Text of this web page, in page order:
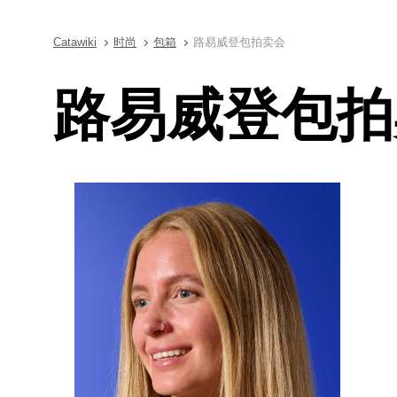
Catawiki 时尚 包箱 路易威登包拍卖会
路易威登包